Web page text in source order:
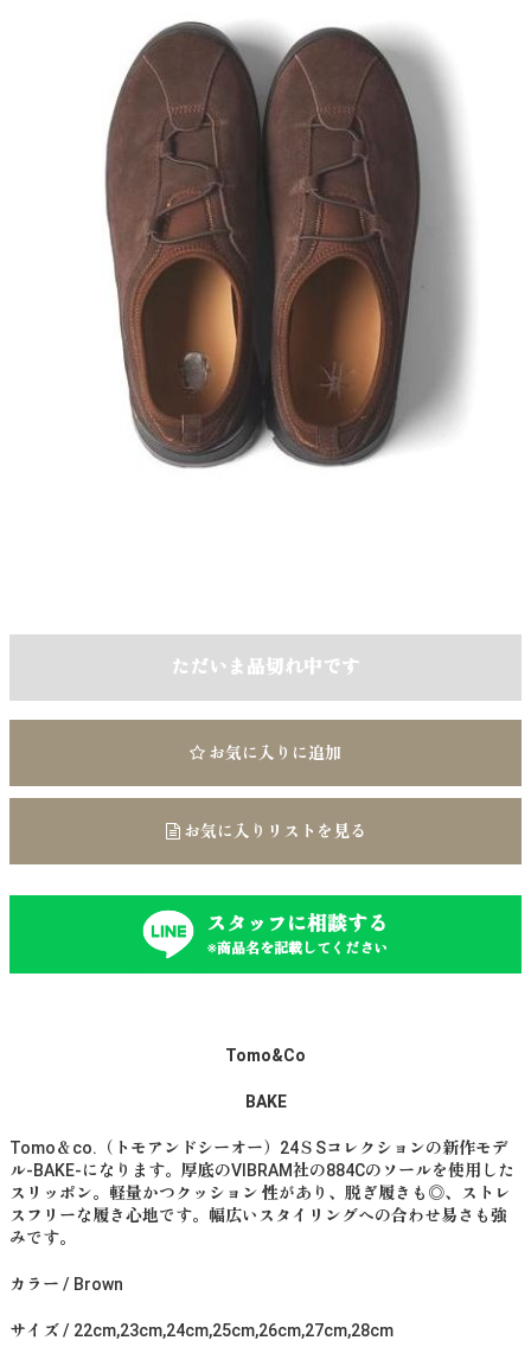
ただいま品切れ中です
お気に入りに追加
お気に入りリストを見る
スタッフに相談する
※商品名を記載してください
Tomo&Co
BAKE
Tomo＆co.（トモアンドシーオー）24ＳSコレクションの新作モデ
ル-BAKE-になります。厚底のVIBRAM社の884Cのソールを使用した
スリッポン。軽量かつクッション 性があり、脱ぎ履きも◎、ストレ
スフリーな履き心地です。幅広いスタイリングへの合わせ易さも強
みです。
カラー / Brown
サイズ / 22cm,23cm,24cm,25cm,26cm,27cm,28cm